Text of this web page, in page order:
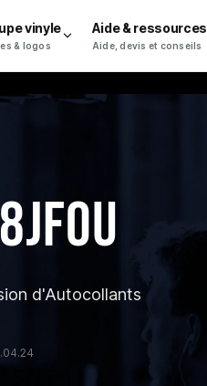
vinyle
& logos
Aide & ressources
Aide, devis et conseils
d'Autocollants